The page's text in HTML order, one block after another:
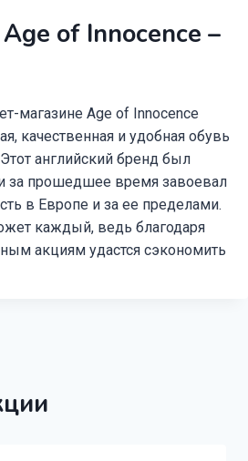
of Innocence –
магазине Age of Innocence
качественная и удобная обувь
английский бренд был
за прошедшее время завоевал
в Европе и за ее пределами.
каждый, ведь благодаря
акциям удастся сэкономить